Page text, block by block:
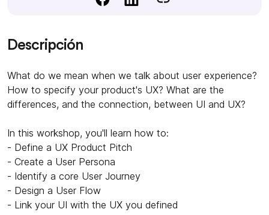
Descripción
What do we mean when we talk about user experience?
How to specify your product's UX? What are the
differences, and the connection, between UI and UX?
In this workshop, you'll learn how to:
- Define a UX Product Pitch
- Create a User Persona
- Identify a core User Journey
- Design a User Flow
- Link your UI with the UX you defined